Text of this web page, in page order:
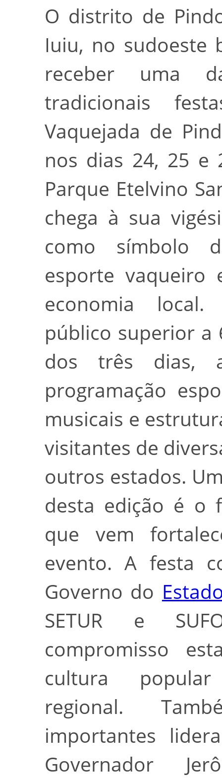
O distrito de
Iuiu, no sudoeste
receber uma
tradicionais
Vaquejada de
nos dias 24, 25 e
Parque Etelvino
chega à sua
como símbolo
esporte
economia
público superior a
dos três dias,
programação
musicais e
visitantes de
outros estados.
desta edição é o
que vem
evento. A festa
Governo do
SETUR e
compromisso
cultura
regional.
importantes
Governador